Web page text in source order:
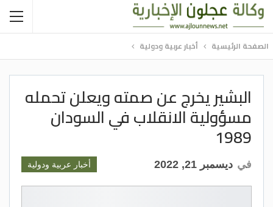
الصفحة الرئيسية أخبار عربية ودولية
البشير يخرج عن صمته ويعلن تحمله
مسؤولية الانقلاب في السودان
1989
أخبار عربية ودولية في ديسمبر 21, 2022